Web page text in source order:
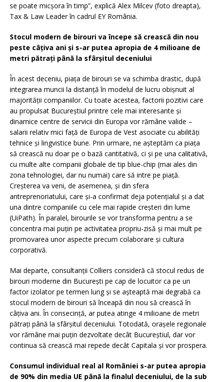
se poate micșora în timp”, explică Alex Milcev (foto dreapta),
Tax & Law Leader în cadrul EY România.
Stocul modern de birouri va începe să crească din nou
peste câțiva ani și s-ar putea apropia de 4 milioane de
metri pătrați până la sfârșitul deceniului
În acest deceniu, piața de birouri se va schimba drastic, după
integrarea muncii la distanță în modelul de lucru obișnuit al
majorității companiilor. Cu toate acestea, factorii pozitivi care
au propulsat Bucureștiul printre cele mai interesante și
dinamice centre de servicii din Europa vor rămâne valide –
salarii relativ mici față de Europa de Vest asociate cu abilități
tehnice și lingvistice bune. Prin urmare, ne așteptăm ca piața
să crească nu doar pe o bază cantitativă, ci și pe una calitativă,
cu multe alte companii globale de tip blue-chip (mai ales din
zona tehnologiei, dar nu numai) care să intre pe piață.
Creșterea va veni, de asemenea, și din sfera
antreprenoriatului, care și-a confirmat deja potențialul și a dat
una dintre companiile cu cele mai rapide creșteri din lume
(UiPath). În paralel, birourile se vor transforma pentru a se
concentra mai puțin pe activitatea propriu-zisă și mai mult pe
promovarea unor aspecte precum colaborare și cultura
corporativă.
Mai departe, consultanții Colliers consideră că stocul redus de
birouri moderne din București pe cap de locuitor ca pe un
factor izolator pe termen lung și se așteaptă mai degrabă ca
stocul modern de birouri să înceapă din nou să crească în
câțiva ani. În consecință, ar putea atinge 4 milioane de metri
pătrați până la sfârșitul deceniului. Totodată, orașele regionale
vor rămâne mai puțin dezvoltate decât Bucureștiul, dar vor
continua să crească mai repede decât Capitala și vor prospera.
Consumul individual real al României s-ar putea apropia
de 90% din media UE până la finalul deceniului, de la sub